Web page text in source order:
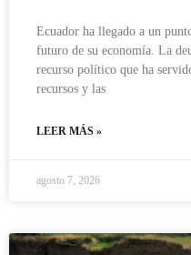
Ecuador ha llegado a un
futuro de su economía. La
recurso político que ha
recursos y las
LEER MÁS »
agosto 7, 2026